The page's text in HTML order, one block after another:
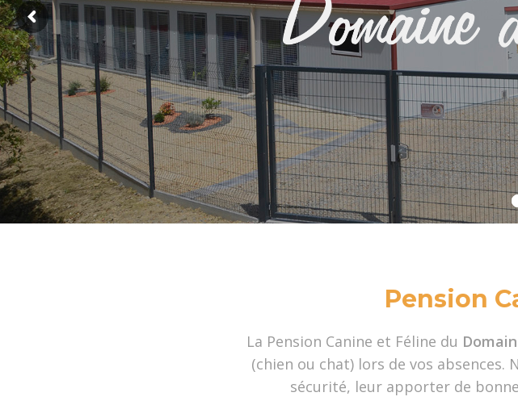
Pension
La Pension Canine et Féline du
(chien ou chat) lors de vos
sécurité, leur apporter de